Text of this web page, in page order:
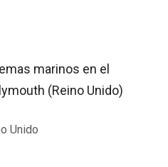
marinos en el
(Reino Unido)
Unido